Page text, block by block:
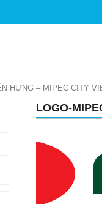
HƯNG – MIPEC CITY
LOGO-